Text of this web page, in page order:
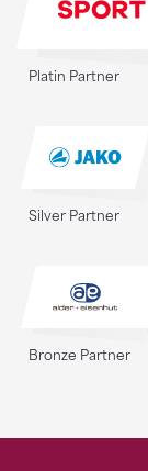
Platin Partner
Silver Partner
Bronze Partner